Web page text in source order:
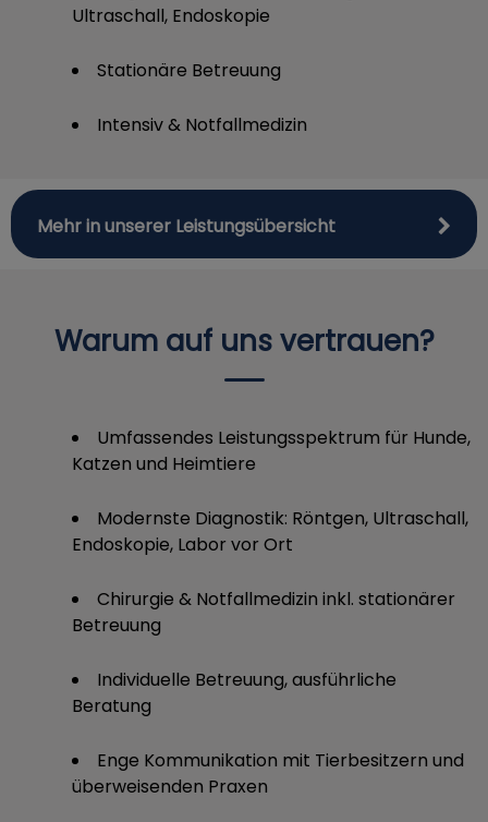
Ultraschall, Endoskopie
Stationäre Betreuung
Intensiv & Notfallmedizin
Mehr in unserer Leistungsübersicht
Warum auf uns vertrauen?
Umfassendes Leistungsspektrum für Hunde,
Katzen und Heimtiere
Modernste Diagnostik: Röntgen, Ultraschall,
Endoskopie, Labor vor Ort
Chirurgie & Notfallmedizin inkl. stationärer
Betreuung
Individuelle Betreuung, ausführliche
Beratung
Enge Kommunikation mit Tierbesitzern und
überweisenden Praxen